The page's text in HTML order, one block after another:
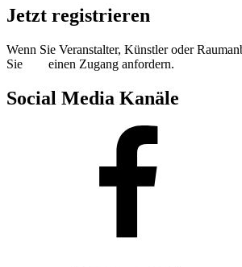
Jetzt registrieren
Wenn Sie Veranstalter, Künstler oder
Sie
einen Zugang anfordern.
Social Media Kanäle